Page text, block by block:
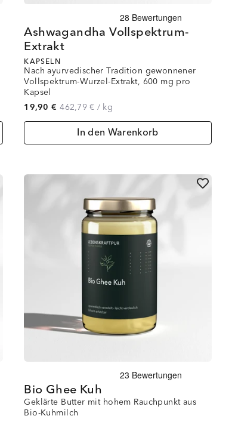
Ashwagandha Vollspektrum-
Extrakt
KAPSELN
Nach ayurvedischer Tradition gewonnener
Vollspektrum-Wurzel-Extrakt, 600 mg pro
Kapsel
19,90 € 462,79 € / kg
In den Warenkorb
Bio Ghee Kuh
Geklärte Butter mit hohem Rauchpunkt aus
Bio-Kuhmilch